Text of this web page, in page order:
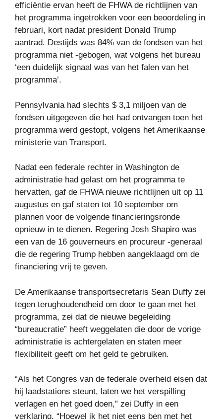
efficiëntie ervan heeft de FHWA de richtlijnen van
het programma ingetrokken voor een beoordeling in
februari, kort nadat president Donald Trump
aantrad. Destijds was 84% ​​van de fondsen van het
programma niet -gebogen, wat volgens het bureau
‘een duidelijk signaal was van het falen van het
programma’.
Pennsylvania had slechts $ 3,1 miljoen van de
fondsen uitgegeven die het had ontvangen toen het
programma werd gestopt, volgens het Amerikaanse
ministerie van Transport.
Nadat een federale rechter in Washington de
administratie had gelast om het programma te
hervatten, gaf de FHWA nieuwe richtlijnen uit op 11
augustus en gaf staten tot 10 september om
plannen voor de volgende financieringsronde
opnieuw in te dienen. Regering Josh Shapiro was
een van de 16 gouverneurs en procureur -generaal
die de regering Trump hebben aangeklaagd om de
financiering vrij te geven.
De Amerikaanse transportsecretaris Sean Duffy zei
tegen terughoudendheid om door te gaan met het
programma, zei dat de nieuwe begeleiding
“bureaucratie” heeft weggelaten die door de vorige
administratie is achtergelaten en staten meer
flexibiliteit geeft om het geld te gebruiken.
“Als het Congres van de federale overheid eisen dat
hij laadstations steunt, laten we het verspilling
verlagen en het goed doen,” zei Duffy in een
verklaring. “Hoewel ik het niet eens ben met het